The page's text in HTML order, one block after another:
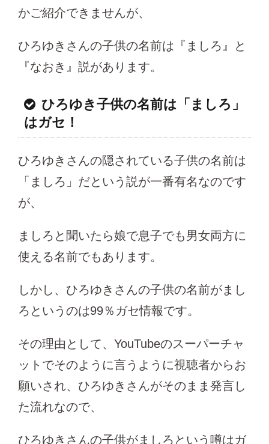
かご紹介できませんが、
ひろゆきさんの子供の名前は『ましろ』と
『なおき』説があります。
ひろゆき子供の名前は「ましろ」
はガセ！
ひろゆきさんの隠されている子供の名前は
「ましろ」だという説が一番有名なのです
が、
ましろと聞いたら娘で息子でも男女両方に
使える名前でもあります。
しかし、ひろゆきさんの子供の名前がまし
ろというのは99％ガセ情報です。
その理由として、YouTubeのスーパーチャ
ットでそのように言うように視聴者からお
願いされ、ひろゆきさんがそのまま発言し
た流れなので、
ひろゆきさんの子供がましろという噂はガ